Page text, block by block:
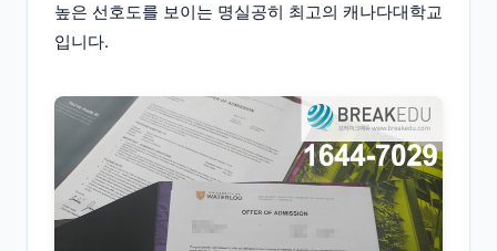
높은 선호도를 보이는 명실공히 최고의 캐나다대학교
입니다.